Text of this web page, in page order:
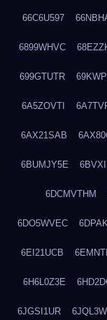
66C6U597
6899WHVC
699GTUTR
6A5ZOVTI
6AX21SAB
6BUMJY5E
6DCMVTHM
6DO5WVEC
6EI21UCB
6H6L0Z3E
6JGSI1UR